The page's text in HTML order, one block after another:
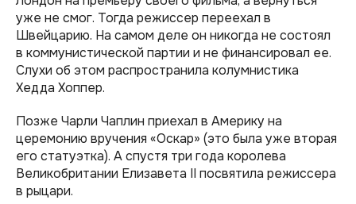
уже не смог. Тогда режиссер переехал в
Швейцарию. На самом деле он никогда не состоял
в коммунистической партии и не финансировал ее.
Слухи об этом распространила колумнистика
Хедда Хоппер.
Позже Чарли Чаплин приехал в Америку на
церемонию вручения «Оскар» (это была уже вторая
его статуэтка). А спустя три года королева
Великобритании Елизавета II посвятила режиссера
в рыцари.